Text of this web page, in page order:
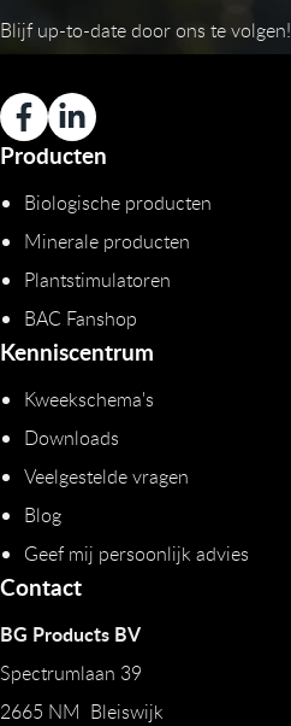
Blijf up-to-date door ons te volgen!
Producten
Biologische producten
Minerale producten
Plantstimulatoren
BAC Fanshop
Kenniscentrum
Kweekschema's
Downloads
Veelgestelde vragen
Blog
Geef mij persoonlijk advies
Contact
BG Products BV
Spectrumlaan 39
2665 NM Bleiswijk